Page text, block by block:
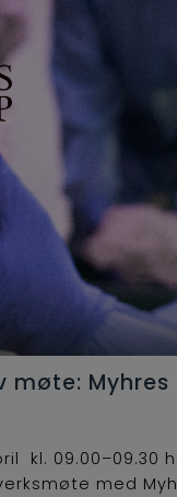
møte: Myhres
kl. 09.00–09.30
med